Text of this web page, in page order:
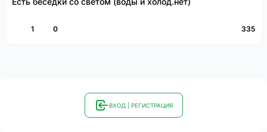
1 0 335
ВХОД | РЕГИСТРАЦИЯ